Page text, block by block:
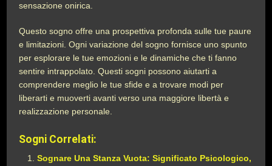
sensazione onirica.
Questo sogno offre una prospettiva profonda sulle tue paure
e limitazioni. Ogni variazione del sogno fornisce uno spunto
per esplorare le tue emozioni e le dinamiche che ti fanno
sentire intrappolato. Questi sogni possono aiutarti a
comprendere meglio le tue sfide e a trovare modi per
liberarti e muoverti avanti verso una maggiore libertà e
realizzazione personale.
Sogni Correlati:
Sognare Una Stanza Vuota: Significato Psicologico,